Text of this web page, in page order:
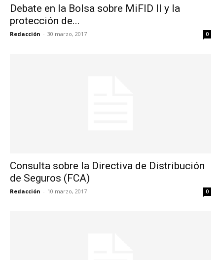
Debate en la Bolsa sobre MiFID II y la
protección de...
Redacción - 30 marzo, 2017 0
Consulta sobre la Directiva de Distribución
de Seguros (FCA)
Redacción - 10 marzo, 2017 0